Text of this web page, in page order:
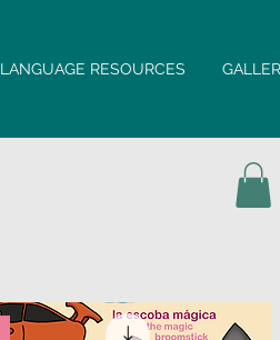
LANGUAGE RESOURCES